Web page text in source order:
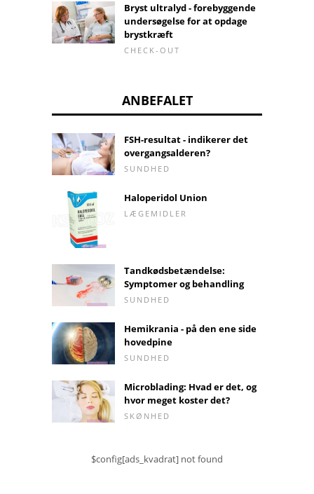
Bryst ultralyd - forebyggende
undersøgelse for at opdage
brystkræft
CHECK-OUT
ANBEFALET
FSH-resultat - indikerer det
overgangsalderen?
SUNDHED
Haloperidol Union
LÆGEMIDLER
Tandkødsbetændelse:
Symptomer og behandling
SUNDHED
Hemikrania - på den ene side
hovedpine
SUNDHED
Microblading: Hvad er det, og
hvor meget koster det?
SKØNHED
$config[ads_kvadrat] not found